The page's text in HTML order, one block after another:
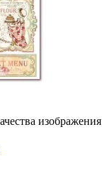
изображения